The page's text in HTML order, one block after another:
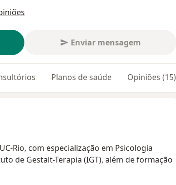
Enviar mensagem
Planos de saúde Opiniões (15)
Rio, com especialização em Psicologia
de Gestalt-Terapia (IGT), além de formação